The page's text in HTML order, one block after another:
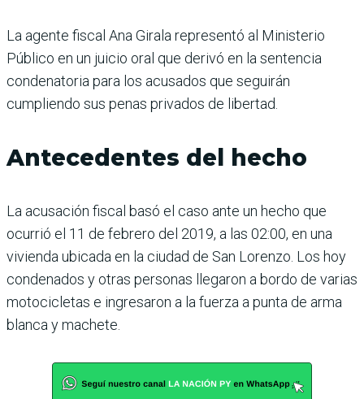
La agente fiscal Ana Girala representó al Ministerio
Público en un juicio oral que derivó en la sentencia
condenatoria para los acusados que seguirán
cumpliendo sus penas privados de libertad.
Antecedentes del hecho
La acusación fiscal basó el caso ante un hecho que
ocurrió el 11 de febrero del 2019, a las 02:00, en una
vivienda ubicada en la ciudad de San Lorenzo. Los hoy
condenados y otras personas llegaron a bordo de varias
motocicletas e ingresaron a la fuerza a punta de arma
blanca y machete.